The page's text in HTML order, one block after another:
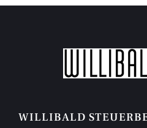
WILLIBALD